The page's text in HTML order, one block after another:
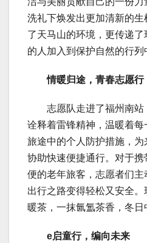
洗礼下焕发出更加清新的
了天马山的环境，更传递
的人加入到保护自然的行列
情暖归途，青春志愿行
志愿队走进了福州南站
诠释着雷锋精神，温暖着
旅途中的个人防护措施，为
协助快速便捷通行。对于
便的老年旅客，志愿者们
出行之路变得轻松又安全
暖茶，一抹氤氲茶香，冬日
e启童行，编向未来